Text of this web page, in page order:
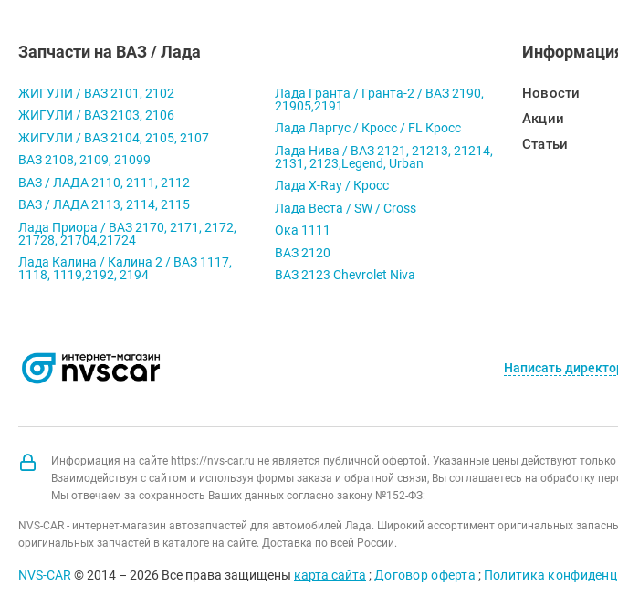
Запчасти на ВАЗ / Лада
ЖИГУЛИ / ВАЗ 2101, 2102
ЖИГУЛИ / ВАЗ 2103, 2106
ЖИГУЛИ / ВАЗ 2104, 2105, 2107
ВАЗ 2108, 2109, 21099
ВАЗ / ЛАДА 2110, 2111, 2112
ВАЗ / ЛАДА 2113, 2114, 2115
Лада Приора / ВАЗ 2170, 2171, 2172,
21728, 21704,21724
Лада Калина / Калина 2 / ВАЗ 1117,
1118, 1119,2192, 2194
Лада Гранта / Гранта-2 / ВАЗ 2190,
21905,2191
Лада Ларгус / Кросс / FL Кросс
Лада Нива / ВАЗ 2121, 21213, 21214,
2131, 2123,Legend, Urban
Лада X-Ray / Кросс
Лада Веста / SW / Cross
Ока 1111
ВАЗ 2120
ВАЗ 2123 Chevrolet Niva
Новости
Акции
Статьи
Написать
Информация на сайте https://nvs-car.ru не является публичной офертой. Указанные цены действуют
Взаимодействуя с сайтом и используя формы заказа и обратной связи, Вы соглашаетесь на обработку
Мы отвечаем за сохранность Ваших данных согласно закону №152-ФЗ:
NVS-CAR - интернет-магазин автозапчастей для автомобилей Лада. Широкий ассортимент оригинальных
оригинальных запчастей в каталоге на сайте. Доставка по всей России.
NVS-CAR© 2014 – 2026 Все права защищены карта сайта ;Договор оферта ; Политика